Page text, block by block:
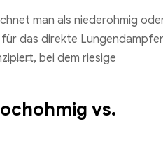
man als niederohmig
für das direkte
bei dem riesige
vs.